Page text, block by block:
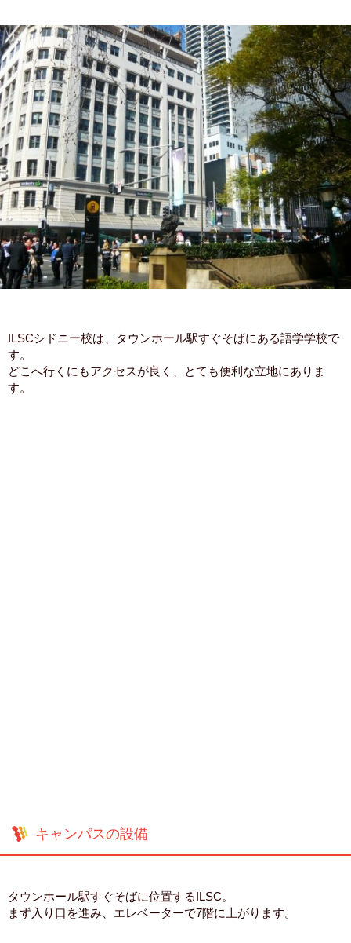
ILSCシドニー校は、タウンホール駅すぐそばにある語学学校で
す。
どこへ行くにもアクセスが良く、とても便利な立地にありま
す。
キャンパスの設備
タウンホール駅すぐそばに位置するILSC。
まず入り口を進み、エレベーターで7階に上がります。